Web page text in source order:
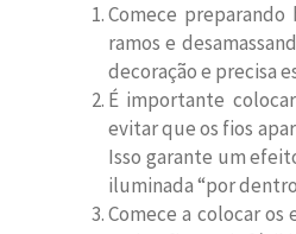
Comece
ramos e
decoração e precisa
É importante
evitar que os fios
Isso garante um
iluminada “por
Comece a colocar os